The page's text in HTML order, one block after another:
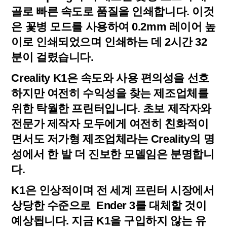
골로 빠른 속도로 품질을 인쇄합니다. 이것
은 꽃병 모드를 사용하여 0.2mm 레이어 높
이로 인쇄되었으며 인쇄하는 데 2시간 32
분이 걸렸습니다.
Creality K1은 속도와 사용 편의성을 선호
하지만 여전히 수익성을 찾는 제조업체를
위한 탁월한 프린터입니다. 초보 제작자와
전문가 제작자 모두에게 여전히 친화적이
면서도 저가형 제조업체라는 Creality의 명
성에서 한 발 더 진보한 모델임은 분명합니
다.
K1은 인상적이며 전 세계 프린터 시장에서
상당한 수준으로 Ender 3를 대체할 것이
예상됩니다. 지금 K1을 구입하지 않는 유